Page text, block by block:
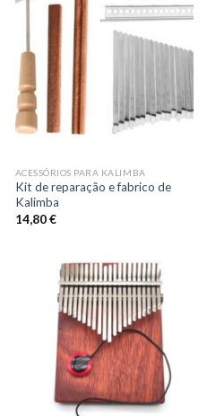
ACESSÓRIOS PARA KALIMBA
Kit de reparação e fabrico de
Kalimba
14,80€